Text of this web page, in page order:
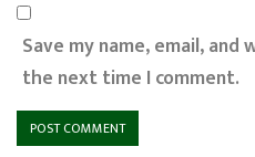
Save my name, email,
the next time I comment.